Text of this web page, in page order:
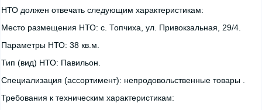
НТО должен отвечать следующим характеристикам:
Место размещения НТО: с. Топчиха, ул. Привокзальная, 29/4.
Параметры НТО: 38 кв.м.
Тип (вид) НТО: Павильон.
Специализация (ассортимент): непродовольственные товары .
Требования к техническим характеристикам: